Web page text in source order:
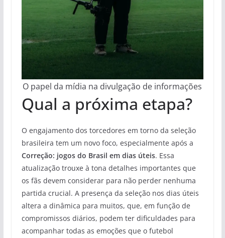
O papel da mídia na divulgação de informações
Qual a próxima etapa?
O engajamento dos torcedores em torno da seleção
brasileira tem um novo foco, especialmente após a
Correção: jogos do Brasil em dias úteis. Essa
atualização trouxe à tona detalhes importantes que
os fãs devem considerar para não perder nenhuma
partida crucial. A presença da seleção nos dias úteis
altera a dinâmica para muitos, que, em função de
compromissos diários, podem ter dificuldades para
acompanhar todas as emoções que o futebol